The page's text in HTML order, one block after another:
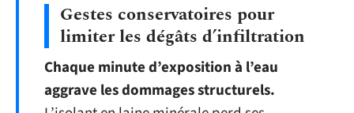
Gestes conservatoires pour
limiter les dégâts d’infiltration
Chaque minute d’exposition à l’eau
aggrave les dommages structurels.